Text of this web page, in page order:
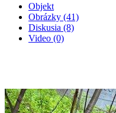
Objekt
Obrázky (41)
Diskusia (8)
Video (0)